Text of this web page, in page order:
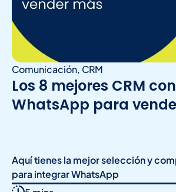
Comunicación, CRM
Los 8 mejores CRM con
WhatsApp para
Aquí tienes la mejor selección y
para integrar WhatsApp